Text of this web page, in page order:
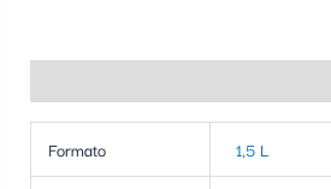
Formato 1,5 L